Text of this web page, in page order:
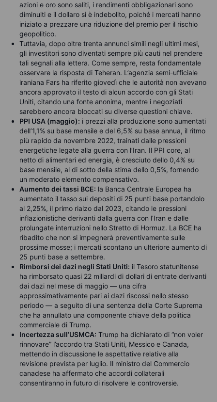
azioni e oro sono saliti, i rendimenti obbligazionari sono
diminuiti e il dollaro si è indebolito, poiché i mercati hanno
iniziato a prezzare una riduzione del premio per il rischio
geopolitico.
Tuttavia, dopo oltre trenta annunci simili negli ultimi mesi,
gli investitori sono diventati sempre più cauti nel prendere
tali segnali alla lettera. Come sempre, resta fondamentale
osservare la risposta di Teheran. L’agenzia semi-ufficiale
iraniana Fars ha riferito giovedì che le autorità non avevano
ancora approvato il testo di alcun accordo con gli Stati
Uniti, citando una fonte anonima, mentre i negoziati
sarebbero ancora bloccati su diverse questioni chiave.
PPI USA (maggio): i prezzi alla produzione sono aumentati
dell’1,1% su base mensile e del 6,5% su base annua, il ritmo
più rapido da novembre 2022, trainati dalle pressioni
energetiche legate alla guerra con l’Iran. Il PPI core, al
netto di alimentari ed energia, è cresciuto dello 0,4% su
base mensile, al di sotto della stima dello 0,5%, fornendo
un moderato elemento compensativo.
Aumento dei tassi BCE: la Banca Centrale Europea ha
aumentato il tasso sui depositi di 25 punti base portandolo
al 2,25%, il primo rialzo dal 2023, citando le pressioni
inflazionistiche derivanti dalla guerra con l’Iran e dalle
prolungate interruzioni nello Stretto di Hormuz. La BCE ha
ribadito che non si impegnerà preventivamente sulle
prossime mosse; i mercati scontano un ulteriore aumento di
25 punti base a settembre.
Rimborsi dei dazi negli Stati Uniti: il Tesoro statunitense
ha rimborsato quasi 22 miliardi di dollari di entrate derivanti
dai dazi nel mese di maggio — una cifra
approssimativamente pari ai dazi riscossi nello stesso
periodo — a seguito di una sentenza della Corte Suprema
che ha annullato una componente chiave della politica
commerciale di Trump.
Incertezza sull’USMCA: Trump ha dichiarato di “non voler
rinnovare” l’accordo tra Stati Uniti, Messico e Canada,
mettendo in discussione le aspettative relative alla
revisione prevista per luglio. Il ministro del Commercio
canadese ha affermato che accordi collaterali
consentiranno in futuro di risolvere le controversie.